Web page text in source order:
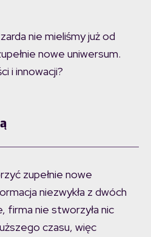
nie mieliśmy już od
nowe uniwersum.
i innowacji?
zupełnie nowe
niezwykła z dwóch
firma nie stworzyła nic
czasu, więc